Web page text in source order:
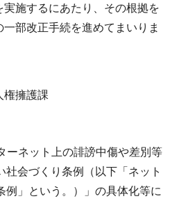
施するにあたり、その根拠を
部改正手続を進めてまいりま
擁護課
ーネット上の誹謗中傷や差別等
社会づくり条例（以下「ネット
例」という。）」の具体化等に